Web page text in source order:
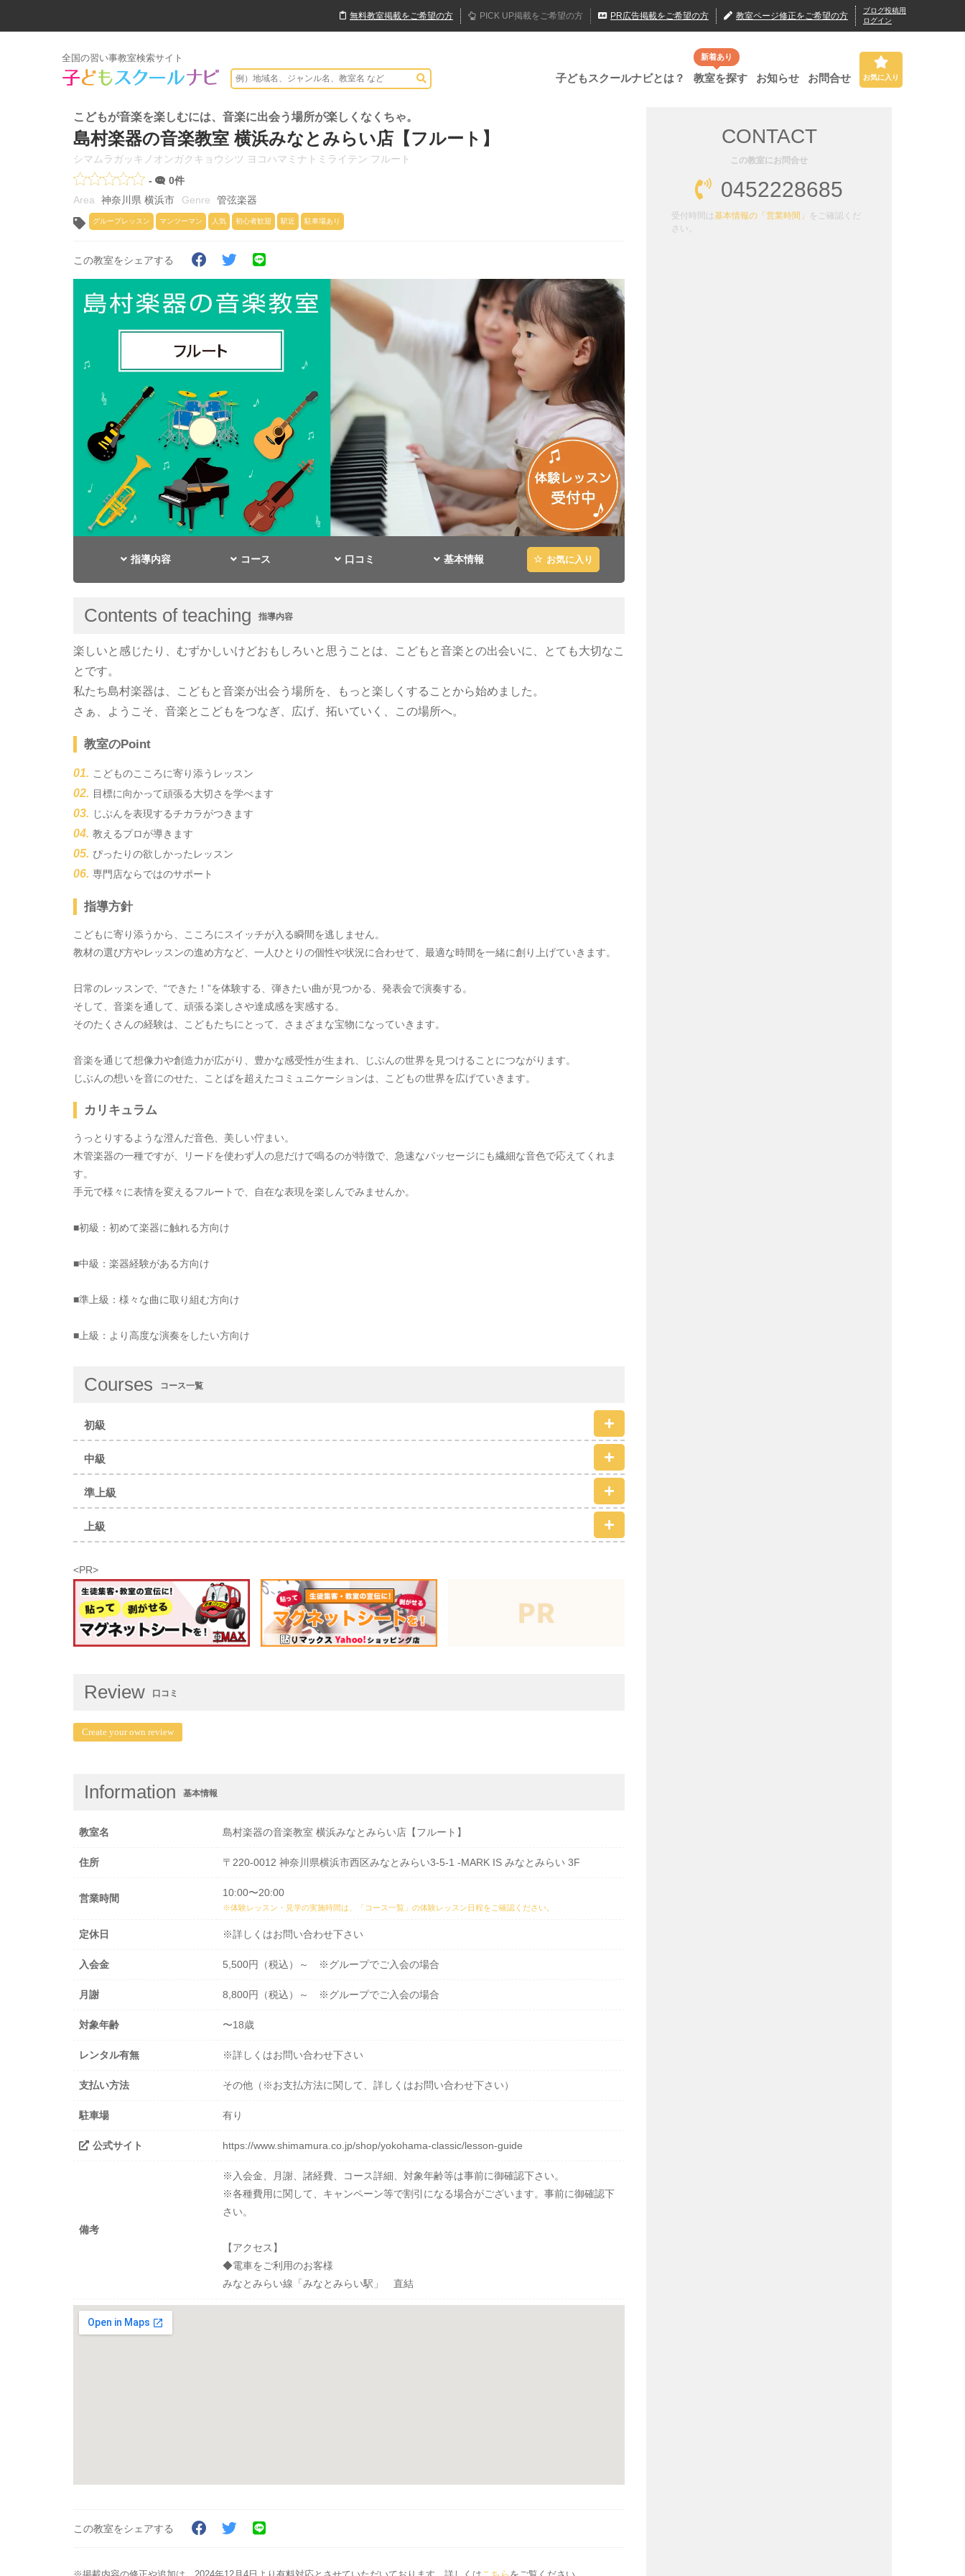
無料教室掲載をご希望の方 PICK UP掲載をご希望の方 PR広告掲載をご希望の方 教室ページ修正をご希望の方
ブログ投稿用
ログイン
全国の習い事教室検索サイト
子どもスクールナビとは？
新着あり
教室を探す お知らせ お問合せ お気に入り
こどもが音楽を楽しむには、音楽に出会う場所が楽しくなくちゃ。
島村楽器の音楽教室 横浜みなとみらい店【フルート】
シマムラガッキノオンガクキョウシツ ヨコハマミナトミライテン フルート
-
0件
神奈川県 横浜市
管弦楽器
グループレッスン マンツーマン 人気 初心者歓迎 駅近 駐車場あり
この教室をシェアする
指導内容 コース 口コミ 基本情報 お気に入り
Contents of teaching 指導内容
楽しいと感じたり、むずかしいけどおもしろいと思うことは、こどもと音楽との出会いに、とても大切なこ
とです。
私たち島村楽器は、こどもと音楽が出会う場所を、もっと楽しくすることから始めました。
さぁ、ようこそ、音楽とこどもをつなぎ、広げ、拓いていく、この場所へ。
教室のPoint
こどものこころに寄り添うレッスン
目標に向かって頑張る大切さを学べます
じぶんを表現するチカラがつきます
教えるプロが導きます
ぴったりの欲しかったレッスン
専門店ならではのサポート
指導方針
こどもに寄り添うから、こころにスイッチが入る瞬間を逃しません。
教材の選び方やレッスンの進め方など、一人ひとりの個性や状況に合わせて、最適な時間を一緒に創り上げていきます。
日常のレッスンで、“できた！”を体験する、弾きたい曲が見つかる、発表会で演奏する。
そして、音楽を通して、頑張る楽しさや達成感を実感する。
そのたくさんの経験は、こどもたちにとって、さまざまな宝物になっていきます。
音楽を通じて想像力や創造力が広がり、豊かな感受性が生まれ、じぶんの世界を見つけることにつながります。
じぶんの想いを音にのせた、ことばを超えたコミュニケーションは、こどもの世界を広げていきます。
カリキュラム
うっとりするような澄んだ音色、美しい佇まい。
木管楽器の一種ですが、リードを使わず人の息だけで鳴るのが特徴で、急速なパッセージにも繊細な音色で応えてくれま
す。
手元で様々に表情を変えるフルートで、自在な表現を楽しんでみませんか。
■初級：初めて楽器に触れる方向け
■中級：楽器経験がある方向け
■準上級：様々な曲に取り組む方向け
■上級：より高度な演奏をしたい方向け
Courses コース一覧
初級
中級
準上級
上級
<PR>
Review 口コミ
Create your own review
Information 基本情報
教室名 島村楽器の音楽教室 横浜みなとみらい店【フルート】
住所 〒220-0012 神奈川県横浜市西区みなとみらい3-5-1 -MARK IS みなとみらい 3F
営業時間 10:00〜20:00
※体験レッスン・見学の実施時間は、 「コース一覧」の体験レッスン日程をご確認ください。
定休日 ※詳しくはお問い合わせ下さい
入会金 5,500円（税込）～ ※グループでご入会の場合
月謝 8,800円（税込）～ ※グループでご入会の場合
対象年齢 〜18歳
レンタル有無 ※詳しくはお問い合わせ下さい
支払い方法 その他（※お支払方法に関して、詳しくはお問い合わせ下さい）
駐車場 有り
公式サイト https://www.shimamura.co.jp/shop/yokohama-classic/lesson-guide
備考
※入会金、月謝、諸経費、コース詳細、対象年齢等は事前に御確認下さい。
※各種費用に関して、キャンペーン等で割引になる場合がございます。事前に御確認下
さい。
【アクセス】
◆電車をご利用のお客様
みなとみらい線「みなとみらい駅」 直結
この教室をシェアする
CONTACT
この教室にお問合せ
0452228685
受付時間は基本情報の「営業時間」
をご確認くだ
さい。